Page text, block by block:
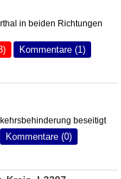
in beiden Richtungen
Kommentare (1)
beseitigt
Kommentare (0)